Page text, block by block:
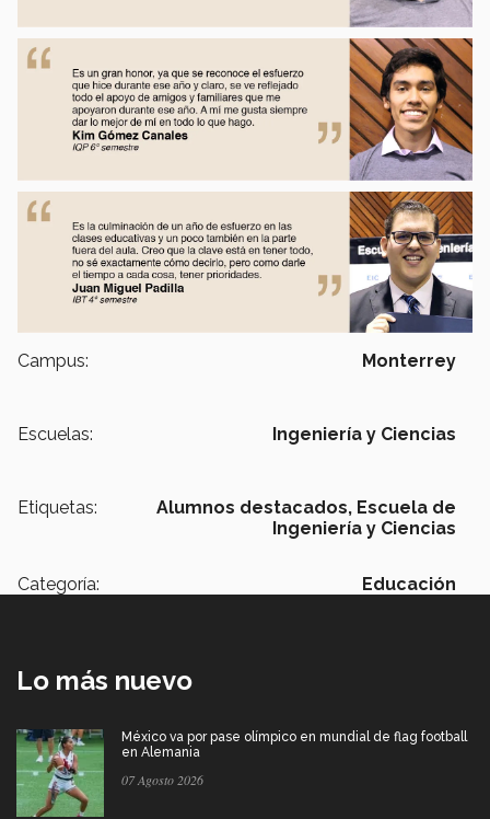
Campus: Monterrey
Escuelas: Ingeniería y Ciencias
Etiquetas: Alumnos destacados, Escuela de
Ingeniería y Ciencias
Categoría: Educación
Lo más nuevo
México va por pase olímpico en mundial de flag football
en Alemania
07 Agosto 2026